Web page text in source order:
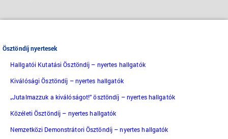
Ösztöndíj nyertesek
Hallgatói Kutatási Ösztöndíj – nyertes hallgatók
Kiválósági Ösztöndíj – nyertes hallgatók
„Jutalmazzuk a kiválóságot!” ösztöndíj – nyertes hallgatók
Közéleti Ösztöndíj – nyertes hallgatók
Nemzetközi Demonstrátori Ösztöndíj – nyertes hallgatók